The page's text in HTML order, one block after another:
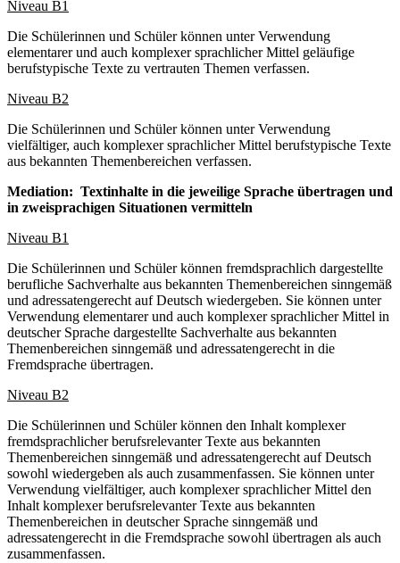
Niveau B1
Die Schülerinnen und Schüler können unter Verwendung
elementarer und auch komplexer sprachlicher Mittel geläufige
berufstypische Texte zu vertrauten Themen verfassen.
Niveau B2
Die Schülerinnen und Schüler können unter Verwendung
vielfältiger, auch komplexer sprachlicher Mittel berufstypische Texte
aus bekannten Themenbereichen verfassen.
Mediation: Textinhalte in die jeweilige Sprache übertragen und
in zweisprachigen Situationen vermitteln
Niveau B1
Die Schülerinnen und Schüler können fremdsprachlich dargestellte
berufliche Sachverhalte aus bekannten Themenbereichen sinngemäß
und adressatengerecht auf Deutsch wiedergeben. Sie können unter
Verwendung elementarer und auch komplexer sprachlicher Mittel in
deutscher Sprache dargestellte Sachverhalte aus bekannten
Themenbereichen sinngemäß und adressatengerecht in die
Fremdsprache übertragen.
Niveau B2
Die Schülerinnen und Schüler können den Inhalt komplexer
fremdsprachlicher berufsrelevanter Texte aus bekannten
Themenbereichen sinngemäß und adressatengerecht auf Deutsch
sowohl wiedergeben als auch zusammenfassen. Sie können unter
Verwendung vielfältiger, auch komplexer sprachlicher Mittel den
Inhalt komplexer berufsrelevanter Texte aus bekannten
Themenbereichen in deutscher Sprache sinngemäß und
adressatengerecht in die Fremdsprache sowohl übertragen als auch
zusammenfassen.